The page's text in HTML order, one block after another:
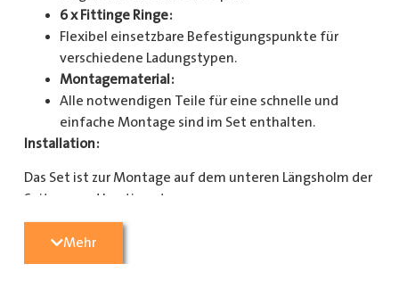
6 x Fittinge Ringe:
Flexibel einsetzbare Befestigungspunkte für
verschiedene Ladungstypen.
Montagematerial:
Alle notwendigen Teile für eine schnelle und
einfache Montage sind im Set enthalten.
Installation:
Das Set ist zur Montage auf dem unteren Längsholm der
Seitenwand bestimmt.
Mit diesem Zurrschienenset verbessern Sie die
Mehr